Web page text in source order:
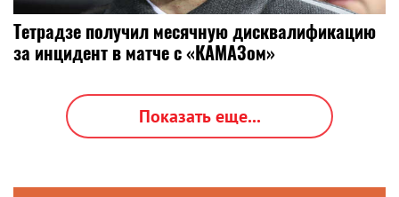
Тетрадзе получил месячную дисквалификацию
за инцидент в матче с «КАМАЗом»
Показать еще...